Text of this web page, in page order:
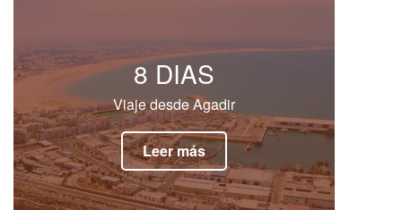
8 DIAS
Viaje desde Agadir
Leer más